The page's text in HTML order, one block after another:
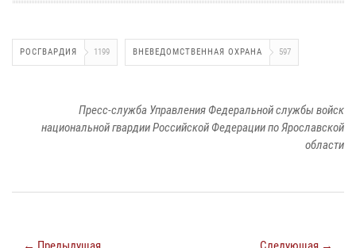
РОСГВАРДИЯ 1199 ВНЕВЕДОМСТВЕННАЯ ОХРАНА 597
Пресс-служба Управления Федеральной службы войск
национальной гвардии Российской Федерации по Ярославской
области